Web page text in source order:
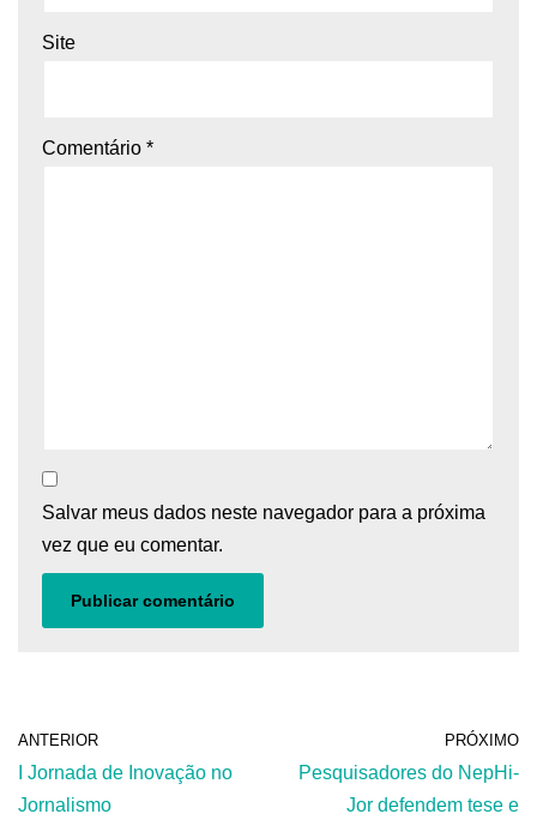
Site
Comentário *
Salvar meus dados neste navegador para a próxima
vez que eu comentar.
ANTERIOR
I Jornada de Inovação no
Jornalismo
PRÓXIMO
Pesquisadores do NepHi-
Jor defendem tese e